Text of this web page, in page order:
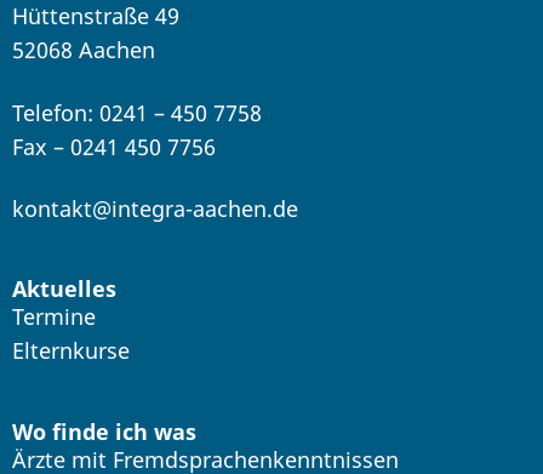
Hüttenstraße 49
52068 Aachen
Telefon: 0241 – 450 7758
Fax – 0241 450 7756
kontakt@integra-aachen.de
Aktuelles
Termine
Elternkurse
Wo finde ich was
Ärzte mit Fremdsprachenkenntnissen